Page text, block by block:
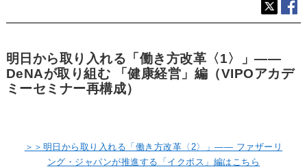
明日から取り入れる「働き方改革〈1〉」――
DeNAが取り組む 「健康経営」編（VIPOアカデ
ミーセミナー再構成）
＞＞明日から取り入れる「働き方改革〈2〉」―― ファザーリ
ング・ジャパンが推進する「イクボス」編はこちら